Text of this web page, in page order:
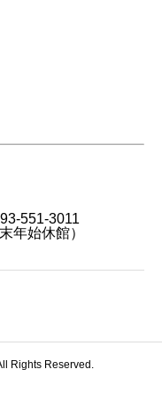
551-3011
年始休館）
Rights Reserved.